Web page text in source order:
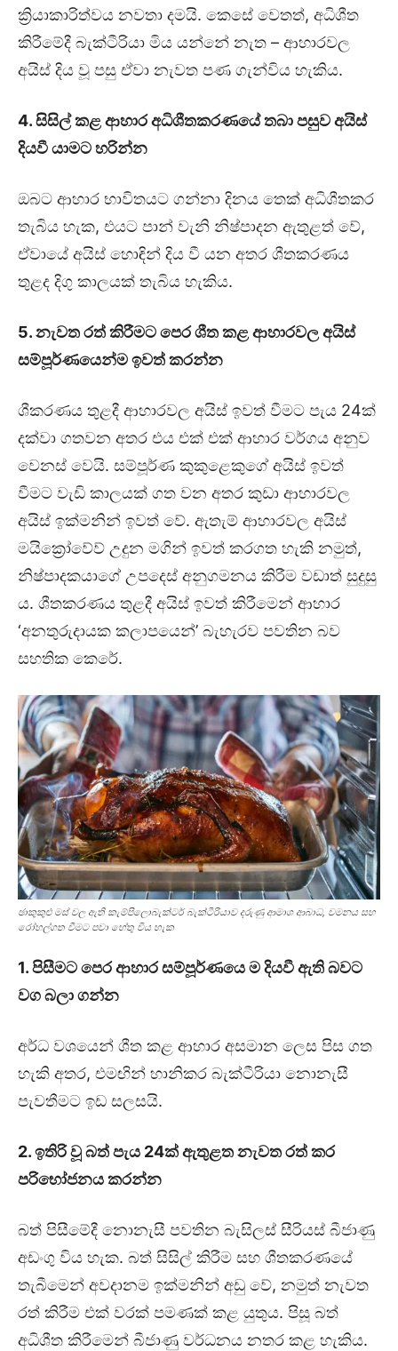
ක්‍රියාකාරිත්වය නවතා දමයි. කෙසේ වෙතත්, අධිශීත
කිරීමේදී බැක්ටීරියා මිය යන්නේ නැත – ආහාරවල
අයිස් දිය වූ පසු ඒවා නැවත පණ ගැන්විය හැකිය.
4. සිසිල් කළ ආහාර අධිශීතකරණයේ තබා පසුව අයිස්
දියවී යාමට හරින්න
ඔබට ආහාර භාවිතයට ගන්නා දිනය තෙක් අධිශීතකර
තැබිය හැක, එයට පාන් වැනි නිෂ්පාදන ඇතුළත් වේ,
ඒවායේ අයිස් හොඳින් දිය වී යන අතර ශීතකරණය
තුළද දිගු කාලයක් තැබිය හැකිය.
5. නැවත රත් කිරීමට පෙර ශීත කළ ආහාරවල අයිස්
සම්පූර්ණයෙන්ම ඉවත් කරන්න
ශීකරණය තුළදී ආහාරවල අයිස් ඉවත් වීමට පැය 24ක්
දක්වා ගතවන අතර එය එක් එක් ආහාර වර්ගය අනුව
වෙනස් වෙයි. සම්පූර්ණ කුකුළෙකුගේ අයිස් ඉවත්
වීමට වැඩි කාලයක් ගත වන අතර කුඩා ආහාරවල
අයිස් ඉක්මනින් ඉවත් වේ. ඇතැම් ආහාරවල අයිස්
මයික්‍රෝවේව් උදුන මගින් ඉවත් කරගත හැකි නමුත්,
නිෂ්පාදකයාගේ උපදෙස් අනුගමනය කිරීම වඩාත් සුදුසු
ය. ශීතකරණය තුළදී අයිස් ඉවත් කිරීමෙන් ආහාර
‘අනතුරුදායක කලාපයෙන්’ බැහැරව පවතින බව
සහතික කෙරේ.
ඡාකුකුළු මස් වල ඇති කැම්පිලොබැක්ටර් බැක්ටීරියාව දරුණු ආමාශ ආබාධ, වමනය සහ
රෝහල්ගත වීමට පවා හේතු විය හැක
1. පිසීමට පෙර ආහාර සම්පූර්ණයෙ ම දියවී ඇති බවට
වග බලා ගන්න
අර්ධ වශයෙන් ශීත කළ ආහාර අසමාන ලෙස පිස ගත
හැකි අතර, එමඟින් හානිකර බැක්ටීරියා නොනැසී
පැවතීමට ඉඩ සලසයි.
2. ඉතිරි වූ බත් පැය 24ක් ඇතුළත නැවත රත් කර
පරිභෝජනය කරන්න
බත් පිසීමේදී නොනැසී පවතින බැසිලස් සීරියස් බීජාණු
අඩංගු විය හැක. බත් සිසිල් කිරීම සහ ශීතකරණයේ
තැබීමෙන් අවදානම ඉක්මනින් අඩු වේ, නමුත් නැවත
රත් කිරීම එක් වරක් පමණක් කළ යුතුය. පිසූ බත්
අධිශීත කිරීමෙන් බීජාණු වර්ධනය නතර කළ හැකිය.